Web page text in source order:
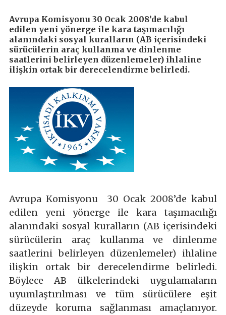
Avrupa Komisyonu 30 Ocak 2008’de kabul
edilen yeni yönerge ile kara taşımacılığı
alanındaki sosyal kuralların (AB içerisindeki
sürücülerin araç kullanma ve dinlenme
saatlerini belirleyen düzenlemeler) ihlaline
ilişkin ortak bir derecelendirme belirledi.
Avrupa Komisyonu 30 Ocak 2008’de kabul
edilen yeni yönerge ile kara taşımacılığı
alanındaki sosyal kuralların (AB içerisindeki
sürücülerin araç kullanma ve dinlenme
saatlerini belirleyen düzenlemeler) ihlaline
ilişkin ortak bir derecelendirme belirledi.
Böylece AB ülkelerindeki uygulamaların
uyumlaştırılması ve tüm sürücülere eşit
düzeyde koruma sağlanması amaçlanıyor.